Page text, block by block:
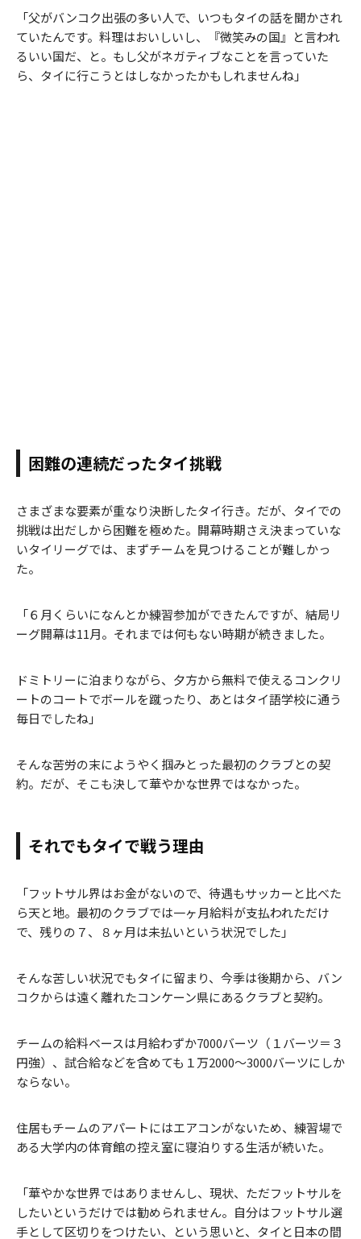
「父がバンコク出張の多い人で、いつもタイの話を聞かされ
ていたんです。料理はおいしいし、『微笑みの国』と言われ
るいい国だ、と。もし父がネガティブなことを言っていた
ら、タイに行こうとはしなかったかもしれませんね」
困難の連続だったタイ挑戦
さまざまな要素が重なり決断したタイ行き。だが、タイでの
挑戦は出だしから困難を極めた。開幕時期さえ決まっていな
いタイリーグでは、まずチームを見つけることが難しかっ
た。
「６月くらいになんとか練習参加ができたんですが、結局リ
ーグ開幕は11月。それまでは何もない時期が続きました。
ドミトリーに泊まりながら、夕方から無料で使えるコンクリ
ートのコートでボールを蹴ったり、あとはタイ語学校に通う
毎日でしたね」
そんな苦労の末にようやく掴みとった最初のクラブとの契
約。だが、そこも決して華やかな世界ではなかった。
それでもタイで戦う理由
「フットサル界はお金がないので、待遇もサッカーと比べた
ら天と地。最初のクラブでは一ヶ月給料が支払われただけ
で、残りの７、８ヶ月は未払いという状況でした」
そんな苦しい状況でもタイに留まり、今季は後期から、バン
コクからは遠く離れたコンケーン県にあるクラブと契約。
チームの給料ベースは月給わずか7000バーツ（１バーツ＝３
円強）、試合給などを含めても１万2000〜3000バーツにしか
ならない。
住居もチームのアパートにはエアコンがないため、練習場で
ある大学内の体育館の控え室に寝泊りする生活が続いた。
「華やかな世界ではありませんし、現状、ただフットサルを
したいというだけでは勧められません。自分はフットサル選
手として区切りをつけたい、という思いと、タイと日本の間